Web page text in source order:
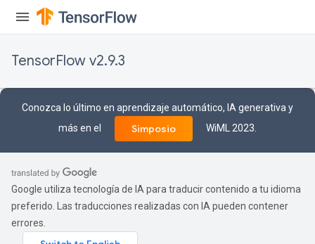
TensorFlow v2.9.3
Conozca lo último en aprendizaje automático, IA generativa y
más en el
Simposio WiML 2023.
Google utiliza tecnología de IA para traducir contenido a tu idioma
preferido. Las traducciones realizadas con IA pueden contener
errores.